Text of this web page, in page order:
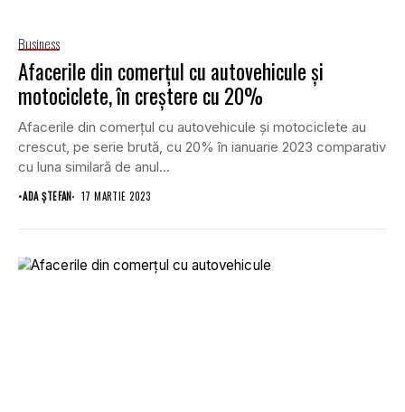
Business
Afacerile din comerţul cu autovehicule şi
motociclete, în creștere cu 20%
Afacerile din comerţul cu autovehicule şi motociclete au
crescut, pe serie brută, cu 20% în ianuarie 2023 comparativ
cu luna similară de anul...
•ADA ȘTEFAN 17 MARTIE 2023